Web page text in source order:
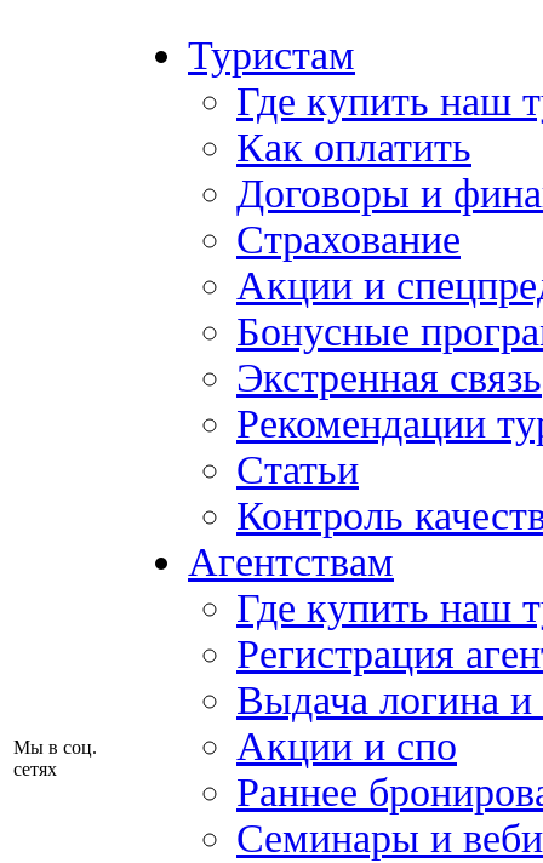
Мы в соц.
сетях
Туристам
Где купить наш
Как оплатить
Договоры и
Страхование
Акции и
Бонусные
Экстренная связь
Рекомендации
Статьи
Контроль
Агентствам
Где купить наш
Регистрация
Выдача логина и
Акции и спо
Раннее
Семинары и